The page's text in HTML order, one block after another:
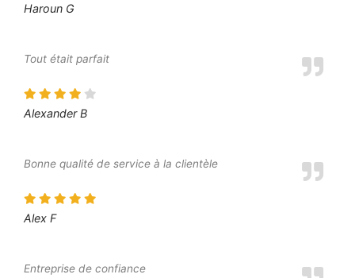
Haroun G
Tout était parfait
Alexander B
Bonne qualité de service à la clientèle
Alex F
Entreprise de confiance